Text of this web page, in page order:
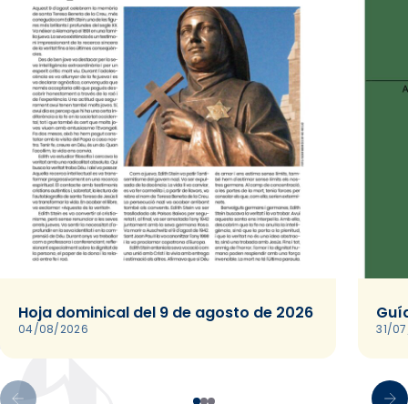
Hoja dominical del 9 de agosto de 2026
04/08/2026 31/